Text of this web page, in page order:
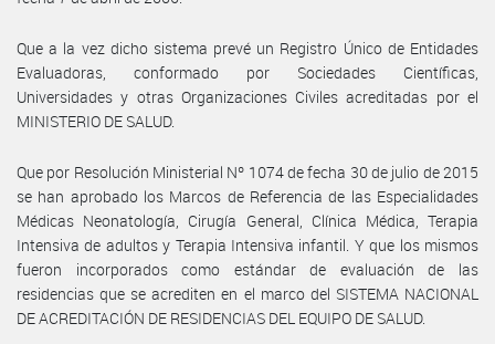
Que a la vez dicho sistema prevé un Registro Único de Entidades
Evaluadoras, conformado por Sociedades Científicas,
Universidades y otras Organizaciones Civiles acreditadas por el
MINISTERIO DE SALUD.
Que por Resolución Ministerial Nº 1074 de fecha 30 de julio de 2015
se han aprobado los Marcos de Referencia de las Especialidades
Médicas Neonatología, Cirugía General, Clínica Médica, Terapia
Intensiva de adultos y Terapia Intensiva infantil. Y que los mismos
fueron incorporados como estándar de evaluación de las
residencias que se acrediten en el marco del SISTEMA NACIONAL
DE ACREDITACIÓN DE RESIDENCIAS DEL EQUIPO DE SALUD.